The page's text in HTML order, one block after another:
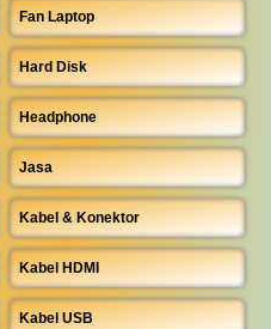
Fan Laptop
Hard Disk
Headphone
Jasa
Kabel & Konektor
Kabel HDMI
Kabel USB